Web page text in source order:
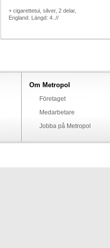
+ cigarettetui, silver, 2 delar,
England. Längd: 4..//
Om Metropol
Företaget
Medarbetare
Jobba på Metropol